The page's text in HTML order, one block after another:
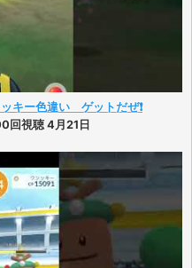
キー色違い ゲットだぜ❗️
回視聴 4月21日